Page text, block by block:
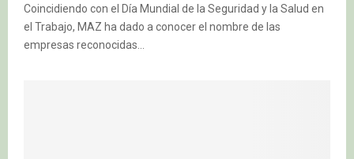
Coincidiendo con el Día Mundial de la Seguridad y la Salud en
el Trabajo, MAZ ha dado a conocer el nombre de las
empresas reconocidas...